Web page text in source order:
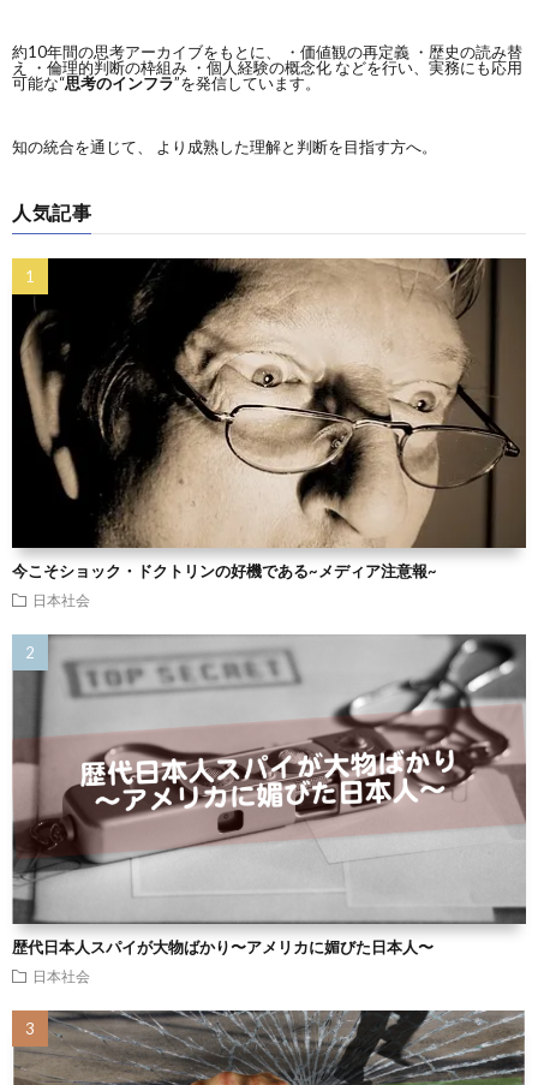
約10年間の思考アーカイブをもとに、 ・価値観の再定義 ・歴史の読み替
え ・倫理的判断の枠組み ・個人経験の概念化 などを行い、実務にも応用
可能な“思考のインフラ”を発信しています。
知の統合を通じて、 より成熟した理解と判断を目指す方へ。
人気記事
今こそショック・ドクトリンの好機である~メディア注意報~
日本社会
歴代日本人スパイが大物ばかり〜アメリカに媚びた日本人〜
日本社会